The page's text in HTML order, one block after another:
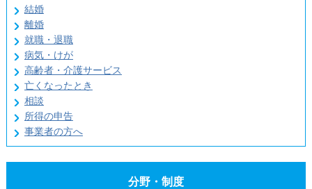
結婚
離婚
就職・退職
病気・けが
高齢者・介護サービス
亡くなったとき
相談
所得の申告
事業者の方へ
分野・制度